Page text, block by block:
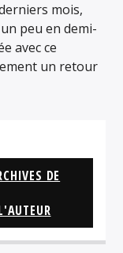
mois,
peu en demi-
avec ce
un retour
DE